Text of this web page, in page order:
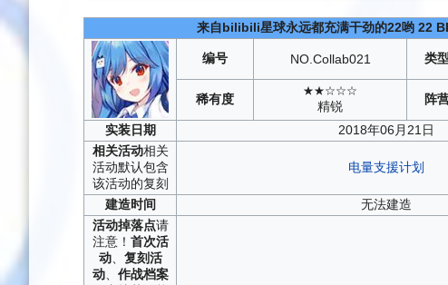
来自bilibili星球永远都充满干劲的22哟 22
编号 NO. Collab021 类型
稀有度
★★☆☆☆
精锐 阵
实装日期
2018年06月21日
相关活动相关
活动默认包含
该活动的复刻
电量支援计划
建造时间
无法建造
活动掉落点请
注意！ 首次活
动、 复刻活
动、 作战档案